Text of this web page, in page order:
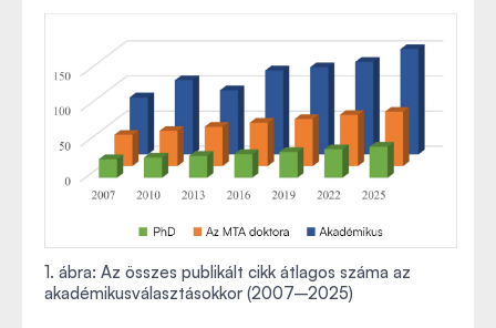
1. ábra: Az összes publikált cikk átlagos száma az
akadémikusválasztásokkor (2007–2025)